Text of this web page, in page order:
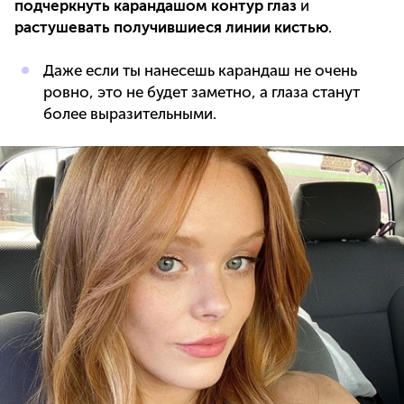
подчеркнуть карандашом контур глаз и
растушевать получившиеся линии кистью.
Даже если ты нанесешь карандаш не очень
ровно, это не будет заметно, а глаза станут
более выразительными.